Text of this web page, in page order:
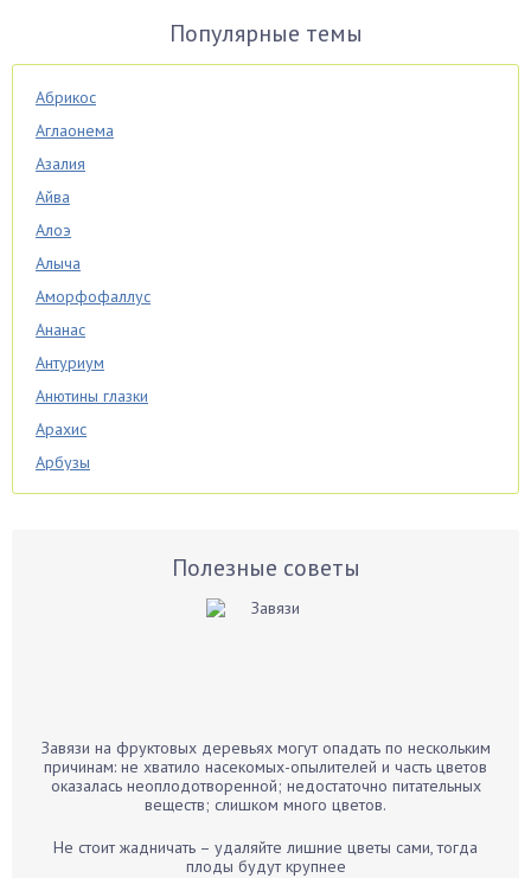
Популярные темы
Абрикос
Аглаонема
Азалия
Айва
Алоэ
Алыча
Аморфофаллус
Ананас
Антуриум
Анютины глазки
Арахис
Арбузы
Аспарагус
Бархатцы
Бегония
Бирючина
Полезные советы
Завязи на фруктовых деревьях могут опадать по нескольким
причинам: не хватило насекомых-опылителей и часть цветов
оказалась неоплодотворенной; недостаточно питательных
веществ; слишком много цветов.
Не стоит жадничать – удаляйте лишние цветы сами, тогда
плоды будут крупнее